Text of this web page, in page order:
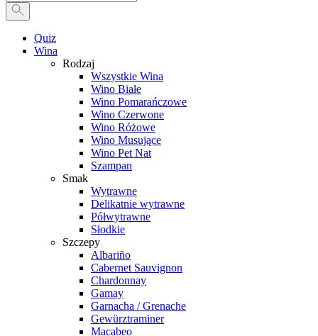
Quiz
Wina
Rodzaj
Wszystkie Wina
Wino Białe
Wino Pomarańczowe
Wino Czerwone
Wino Różowe
Wino Musujące
Wino Pet Nat
Szampan
Smak
Wytrawne
Delikatnie wytrawne
Półwytrawne
Słodkie
Szczepy
Albariño
Cabernet Sauvignon
Chardonnay
Gamay
Garnacha / Grenache
Gewürztraminer
Macabeo